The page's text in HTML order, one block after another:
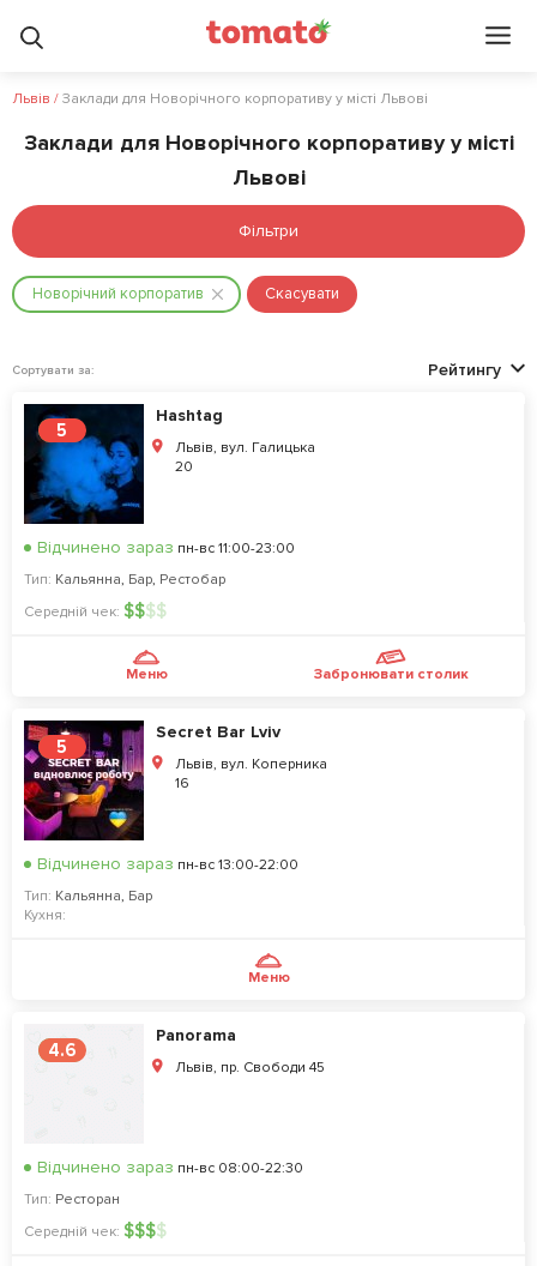
Львів / Заклади для Новорічного корпоративу у місті Львові
Заклади для Новорічного корпоративу у місті
Львові
Фільтри
Новорічний корпоратив Скасувати
Сортувати за: Рейтингу
5
Hashtag
Львів, вул. Галицька
20
Відчинено зараз пн-вс 11:00-23:00
Тип: Кальянна, Бар, Рестобар
Середній чек: $$$$
Меню Забронювати столик
5
Secret Bar Lviv
Львів, вул. Коперника
16
Відчинено зараз пн-вс 13:00-22:00
Тип: Кальянна, Бар
Кухня:
Меню
4.6
Panorama
Львів, пр. Свободи 45
Відчинено зараз пн-вс 08:00-22:30
Тип: Ресторан
Середній чек: $$$$